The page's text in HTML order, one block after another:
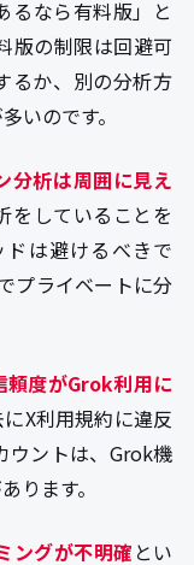
るなら有料版」と
版の制限は回避可
るか、別の分析方
いのです。
分析は周囲に見え
をしていることを
は避けるべきで
プライベートに分
頼度がGrok利用に
X利用規約に違反
ウントは、Grok機
ります。
ングが不明確 とい